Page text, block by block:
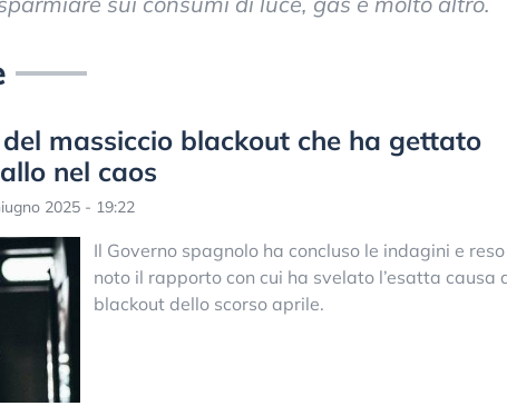
massiccio blackout che ha gettato
nel caos
2025 - 19:22
Il Governo spagnolo ha concluso le indagini e reso
noto il rapporto con cui ha svelato l’esatta causa
blackout dello scorso aprile.